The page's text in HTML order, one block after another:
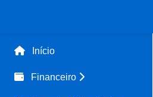
Início
Financeiro